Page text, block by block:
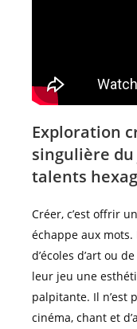
Exploration
singulière
talents
Créer, c’est offrir
échappe aux mots.
d’écoles d’art ou
leur jeu une
palpitante. Il n’est
cinéma, chant et